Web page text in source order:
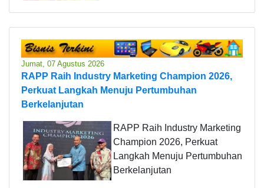
Jumat, 07 Agustus 2026
RAPP Raih Industry Marketing Champion 2026,
Perkuat Langkah Menuju Pertumbuhan
Berkelanjutan
RAPP Raih Industry Marketing
Champion 2026, Perkuat
Langkah Menuju Pertumbuhan
Berkelanjutan